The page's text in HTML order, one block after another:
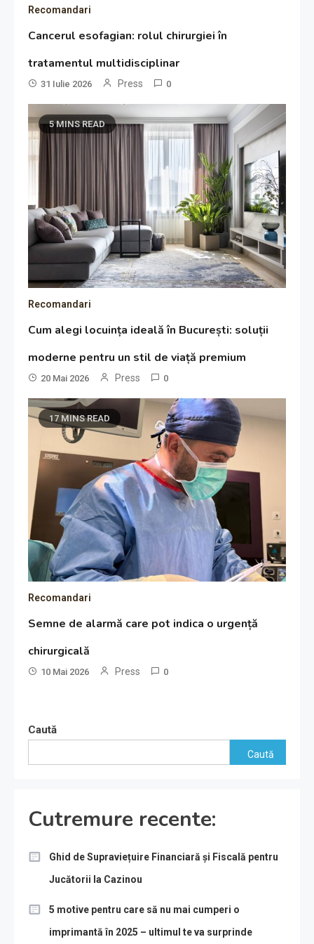
Recomandari
Cancerul esofagian: rolul chirurgiei în
tratamentul multidisciplinar
31 Iulie 2026 Press 0
5 MINS READ
Recomandari
Cum alegi locuința ideală în București: soluții
moderne pentru un stil de viață premium
20 Mai 2026 Press 0
17 MINS READ
Recomandari
Semne de alarmă care pot indica o urgență
chirurgicală
10 Mai 2026 Press 0
Caută
Caută
Cutremure recente:
Ghid de Supraviețuire Financiară și Fiscală pentru
Jucătorii la Cazinou
5 motive pentru care să nu mai cumperi o
imprimantă în 2025 – ultimul te va surprinde